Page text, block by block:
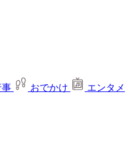
事 おでかけ
エンタメ